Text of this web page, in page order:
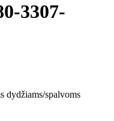
3307-
dydžiams/spalvoms